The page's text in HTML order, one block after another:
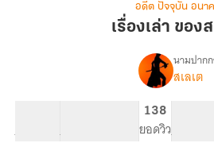
ของ
อดีต ปัจจุบัน อนา
เรื่องเล่า ของ
เรื่อง
นามปาก
สเลเต
จำนวนคำ จำนวนหน้า (A5)
138
ยอดวิวระดับเนื้อ